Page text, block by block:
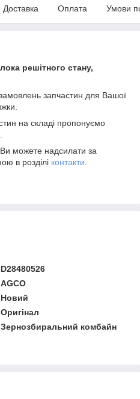
Доставка Оплата Умови
решітного стану,
запчастин для Вашої
на складі пропонуємо
можете надсилати за
в розділі контакти
D28480526
AGCO
Новий
Оригінал
Зернозбиральний комбайн